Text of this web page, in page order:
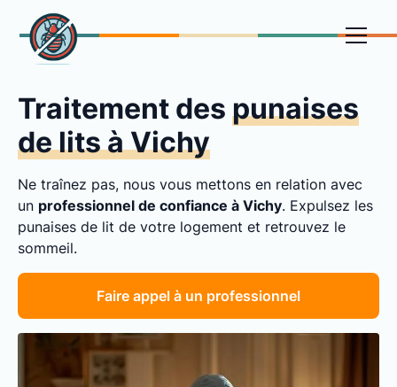
Traitement des punaises
de lits à Vichy
Ne traînez pas, nous vous mettons en relation avec
un professionnel de confiance à Vichy. Expulsez les
punaises de lit de votre logement et retrouvez le
sommeil.
Faire appel à un professionnel